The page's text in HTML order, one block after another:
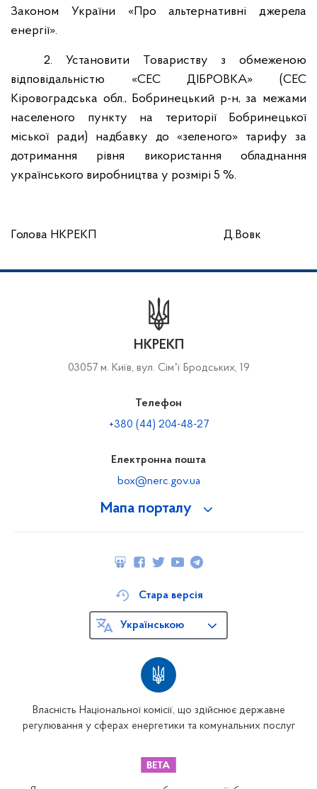
Законом України «Про альтернативні джерела
енергії».
2. Установити Товариству з обмеженою
відповідальністю «СЕС ДІБРОВКА» (СЕС
Кіровоградська обл., Бобринецький р-н, за межами
населеного пункту на території Бобринецької
міської ради) надбавку до «зеленого» тарифу за
дотримання рівня використання обладнання
українського виробництва у розмірі 5 %.
Голова НКРЕКП Д.Вовк
Мапа порталу
НКРЕКП
03057 м. Київ, вул. Сімʼї Бродських, 19
Телефон
+380 (44) 204-48-27
Електронна пошта
box@nerc.gov.ua
Власність Національної комісії, що здійснює державне
регулювання у сферах енергетики та комунальних послуг
Стара версія
Українською